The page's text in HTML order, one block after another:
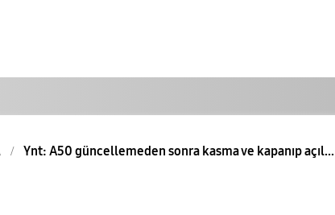
Ynt: A50 güncellemeden sonra kasma ve kapanıp açıl...